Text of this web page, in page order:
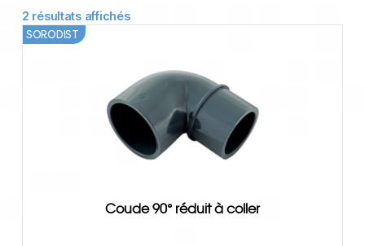
2 résultats affichés
Coude 90° réduit à coller
SORODIST